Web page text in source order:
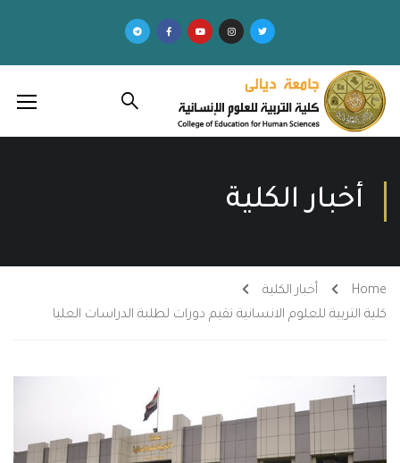
أخبار الكلية
Home
أخبار الكلية
كلية التربية للعلوم الانسانية تقيم دورات لطلبة الدراسات العليا